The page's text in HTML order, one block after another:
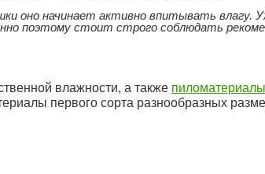
оно начинает активно впитывать влагу.
поэтому стоит строго соблюдать
влажности, а также пиломатериалы
первого сорта разнообразных